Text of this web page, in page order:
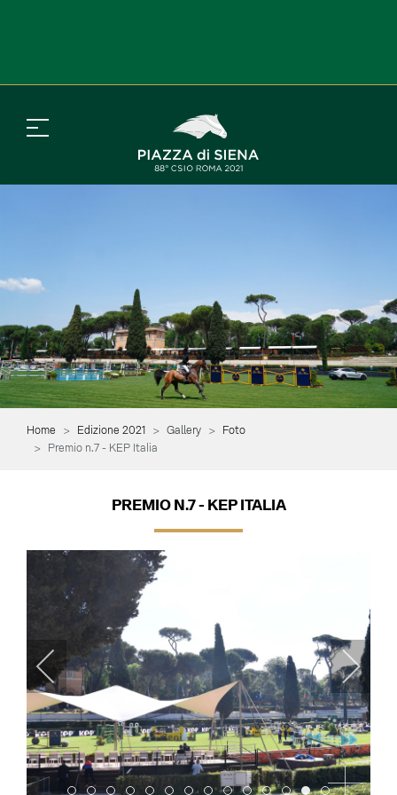
Home Edizione 2021 Gallery
Foto
Premio n.7 - KEP Italia
PREMIO N.7 - KEP ITALIA